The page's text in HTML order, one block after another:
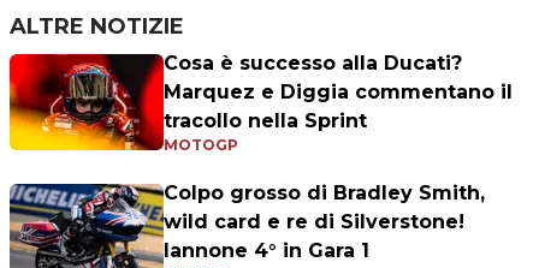
ALTRE NOTIZIE
Cosa è successo alla Ducati?
Marquez e Diggia commentano il
tracollo nella Sprint
MOTOGP
Colpo grosso di Bradley Smith,
wild card e re di Silverstone!
Iannone 4° in Gara 1